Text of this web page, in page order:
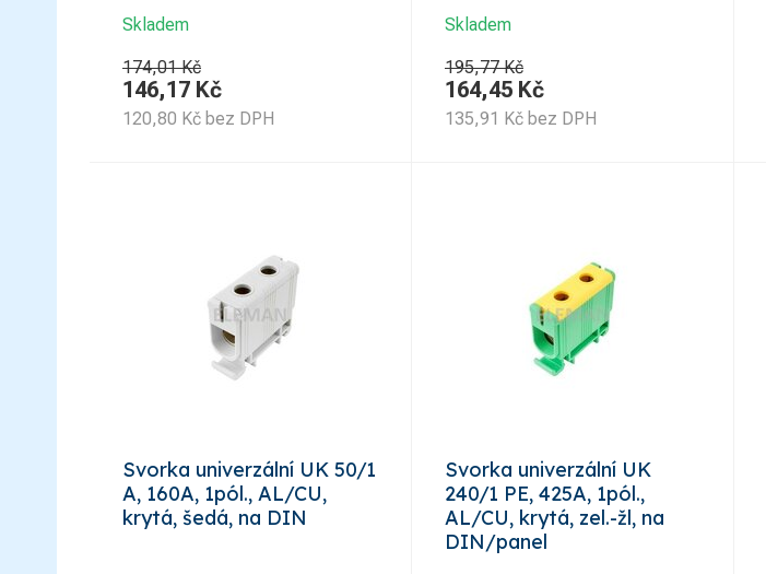
Skladem
174,01 Kč
146,17 Kč
120,80 Kč bez DPH
Skladem
195,77 Kč
164,45 Kč
135,91 Kč bez DPH
Svorka univerzální UK 50/1
A, 160A, 1pól., AL/CU,
krytá, šedá, na DIN
Svorka univerzální UK
240/1 PE, 425A, 1pól.,
AL/CU, krytá, zel.-žl, na
DIN/panel